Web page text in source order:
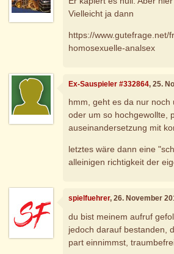
Vielleicht ja dann
https://www.gutefrage.net/
homosexuelle-analsex
Ex-Sauspieler #332864, 25.
hmm, geht es da nur noch
oder um so hochgewollte,
auseinandersetzung mit
letztes wäre dann eine
alleinigen richtigkeit der
spielfuehrer, 26. November
du bist meinem aufruf
jedoch darauf bestanden,
part einnimmst,